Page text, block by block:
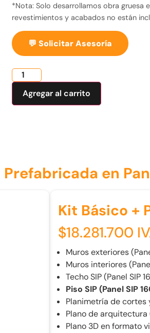
*Nota: Solo desarrollamos obra gruesa
revestimientos y acabados no están
💬 Solicitar Asesoría
Agregar al carrito
en
Kit Básico +
$18.281.700
Muros exteriores
Muros interiores
Techo SIP (Panel SIP
Piso SIP (Panel SIP
Planimetría de cortes
Plano de arquitectura
Plano 3D en formato